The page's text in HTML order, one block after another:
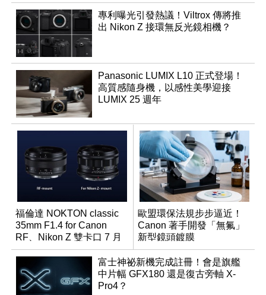
專利曝光引發熱議！Viltrox 傳將推
出 Nikon Z 接環無反光鏡相機？
Panasonic LUMIX L10 正式登場！
高質感隨身機，以感性美學迎接
LUMIX 25 週年
福倫達 NOKTON classic
35mm F1.4 for Canon
RF、Nikon Z 雙卡口 7 月
同步登台
歐盟環保法規步步逼近！
Canon 著手開發「無氟」
新型鏡頭鍍膜
富士神祕新機完成註冊！會是旗艦
中片幅 GFX180 還是復古旁軸 X-
Pro4？